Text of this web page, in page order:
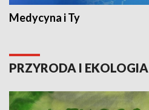
Medycyna i Ty
PRZYRODA I EKOLOGIA